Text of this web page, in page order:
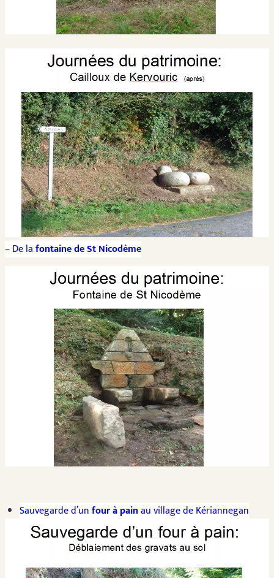
– De lafontaine de St Nicodème
Sauvegarde d’unfour à painau village de Kériannegan